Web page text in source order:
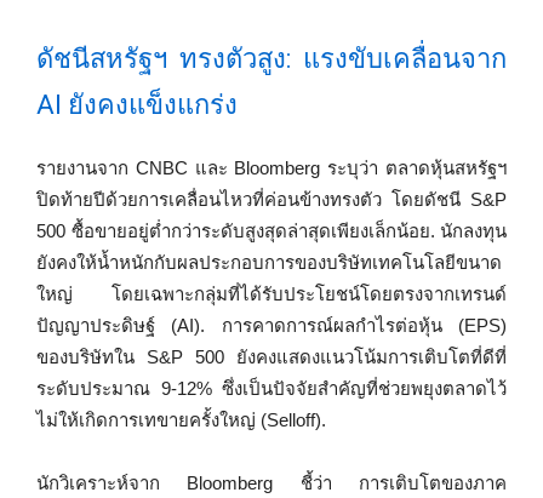
ดัชนีสหรัฐฯ ทรงตัวสูง: แรงขับเคลื่อนจาก
AI ยังคงแข็งแกร่ง
รายงานจาก CNBC และ Bloomberg ระบุว่า ตลาดหุ้นสหรัฐฯ
ปิดท้ายปีด้วยการเคลื่อนไหวที่ค่อนข้างทรงตัว โดยดัชนี S&P
500 ซื้อขายอยู่ต่ำกว่าระดับสูงสุดล่าสุดเพียงเล็กน้อย. นักลงทุน
ยังคงให้น้ำหนักกับผลประกอบการของบริษัทเทคโนโลยีขนาด
ใหญ่ โดยเฉพาะกลุ่มที่ได้รับประโยชน์โดยตรงจากเทรนด์
ปัญญาประดิษฐ์ (AI). การคาดการณ์ผลกำไรต่อหุ้น (EPS)
ของบริษัทใน S&P 500 ยังคงแสดงแนวโน้มการเติบโตที่ดีที่
ระดับประมาณ 9-12% ซึ่งเป็นปัจจัยสำคัญที่ช่วยพยุงตลาดไว้
ไม่ให้เกิดการเทขายครั้งใหญ่ (Selloff).
นักวิเคราะห์จาก Bloomberg ชี้ว่า การเติบโตของภาค